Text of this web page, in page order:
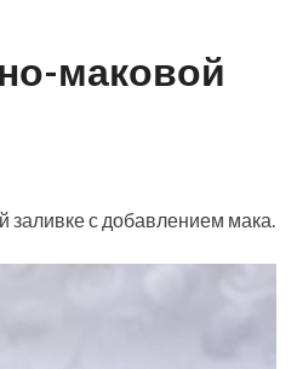
маковой
заливке с добавлением мака.